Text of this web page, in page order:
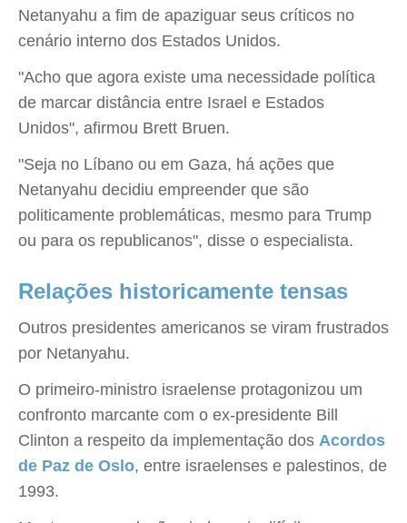
Netanyahu a fim de apaziguar seus críticos no
cenário interno dos Estados Unidos.
"Acho que agora existe uma necessidade política
de marcar distância entre Israel e Estados
Unidos", afirmou Brett Bruen.
"Seja no Líbano ou em Gaza, há ações que
Netanyahu decidiu empreender que são
politicamente problemáticas, mesmo para Trump
ou para os republicanos", disse o especialista.
Relações historicamente tensas
Outros presidentes americanos se viram frustrados
por Netanyahu.
O primeiro-ministro israelense protagonizou um
confronto marcante com o ex-presidente Bill
Clinton a respeito da implementação dos Acordos
de Paz de Oslo, entre israelenses e palestinos, de
1993.